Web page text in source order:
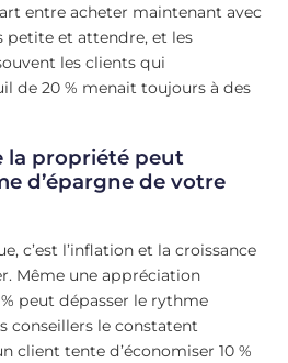
entre acheter maintenant avec
petite et attendre, et les
les clients qui
de 20 % menait toujours à des
la propriété peut
d’épargne de votre
c’est l’inflation et la croissance
Même une appréciation
peut dépasser le rythme
conseillers le constatent
client tente d’économiser 10 %